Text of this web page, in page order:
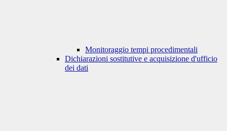
Monitoraggio tempi procedimentali
Dichiarazioni sostitutive e acquisizione d'ufficio
dei dati